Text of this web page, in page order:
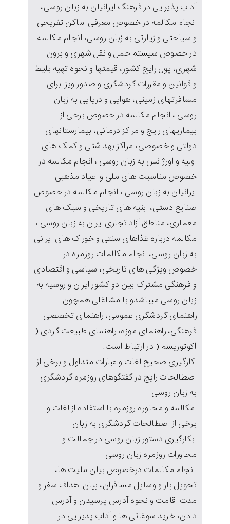
آداب پذیرایی در فرهنگ ایرانیان به زبان روسی،
انجام مکالمه در خصوص معرفی اماکن تفریحی
و سیاحتی و زیارتی به زبان روسی، انجام مکالمه
در خصوص سیستم حمل و نقل شهری و برون
شهری، پول رایج کشور، قیمتها و نحوه تهیه بلیط
و قوانین و مقررات گردشگری و صدور ویزا برای
مسافرتهای زمینی، هوایی و دریایی به زبان
روسی ، انجام مکالمه در خصوص برخی از
بیماریهای رایج و مراکز درمانی، بیمارستانهای
دولتی و خصوصی، مراکز بهداشتی و کمک های
اولیه و اورژانس به زبان روسی ، انجام مکالمه در
خصوص مناسبت های ملی و اعیاد مذهبی
ایرانیان به زبان روسی ، انجام مکالمه در خصوص
صنایع دستی، ابنیه های تاریخی و سبک های
معماری، مناطق آزاد تجاری ایران به زبان روسی ،
مکالمه درباره غذاهای سنتی و خوراک های ایرانی
به زبان روسی، انجام مکالمات روزمره در
خصوص ویژگی های تاریخی، سیاسی و اقتصادی
و فرهنگی مشترک بین دو کشور ایران و روسیه به
زبان روسی میباشدو با مشاغلی همچون
راهنمای گردشگری عمومی، راهنمای تخصصی
فرهنگی، راهنمای موزه، راهنمای طبیعت گردی (
اکوتوریسم ( در ارتباط است.
کارگیری صحیح لغات و عبارات متداول و برخی از
اصطالحات رایج در گفتگوهای روزمره گردشگری
به زبان روسی
مکالمه و محاوره روزمره با استفاده از لغات و
برخی از اصطالحات گردشگری به زبان
بکارگیری دستور زبان روسی در جمالت و
محاورات روزمره زبان روسی
انجام مکالمات درخصوص بیان ملیت ها،
تحویل بار و وسایل مسافران، بیان اهداف سفر و
مدت اقامت و نحوه آدرس پرسیدن و آدرس
دادن، خرید سوغاتی ها و آداب پذیرایی در